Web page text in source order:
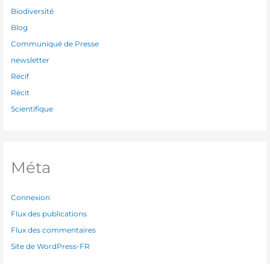
Biodiversité
Blog
Communiqué de Presse
newsletter
Récif
Récit
Scientifique
Méta
Connexion
Flux des publications
Flux des commentaires
Site de WordPress-FR